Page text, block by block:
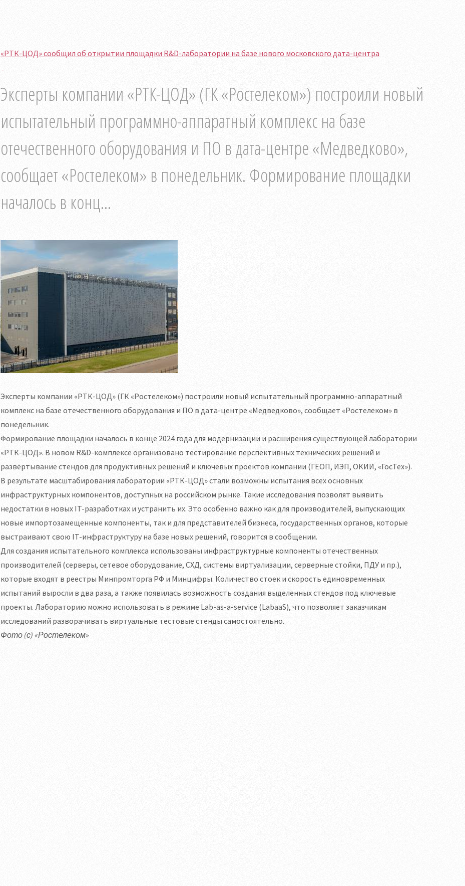
«РТК-ЦОД» сообщил об открытии площадки R&D-лаборатории на базе нового московского дата-центра
Эксперты компании «РТК-ЦОД» (ГК «Ростелеком») построили новый
испытательный программно-аппаратный комплекс на базе
отечественного оборудования и ПО в дата-центре «Медведково»,
сообщает «Ростелеком» в понедельник. Формирование площадки
началось в конц...
Эксперты компании «РТК-ЦОД» (ГК «Ростелеком») построили новый испытательный программно-аппаратный
комплекс на базе отечественного оборудования и ПО в дата-центре «Медведково», сообщает «Ростелеком» в
понедельник.
Формирование площадки началось в конце 2024 года для модернизации и расширения существующей лаборатории
«РТК-ЦОД». В новом R&D-комплексе организовано тестирование перспективных технических решений и
развёртывание стендов для продуктивных решений и ключевых проектов компании (ГЕОП, ИЭП, ОКИИ, «ГосТех»).
В результате масштабирования лаборатории «РТК-ЦОД» стали возможны испытания всех основных
инфраструктурных компонентов, доступных на российском рынке. Такие исследования позволят выявить
недостатки в новых IT-разработках и устранить их. Это особенно важно как для производителей, выпускающих
новые импортозамещенные компоненты, так и для представителей бизнеса, государственных органов, которые
выстраивают свою IT-инфраструктуру на базе новых решений, говорится в сообщении.
Для создания испытательного комплекса использованы инфраструктурные компоненты отечественных
производителей (серверы, сетевое оборудование, СХД, системы виртуализации, серверные стойки, ПДУ и пр.),
которые входят в реестры Минпромторга РФ и Минцифры. Количество стоек и скорость единовременных
испытаний выросли в два раза, а также появилась возможность создания выделенных стендов под ключевые
проекты. Лабораторию можно использовать в режиме Lab-as-a-service (LabaaS), что позволяет заказчикам
исследований разворачивать виртуальные тестовые стенды самостоятельно.
Фото (с) «Ростелеком»